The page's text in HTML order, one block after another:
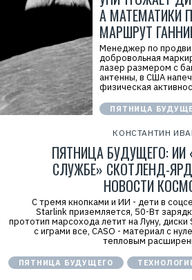
А МАТЕМАТИКИ
МАРШРУТ
Менеджер по
добровольная
лазер размером с
антенны, в США
физическая
ПЯТНИЦА
КОНСТАНТИН
ПЯТНИЦА БУДУЩЕГО: ИИ
СЛУЖБЕ» СКОТЛЕНД-
НОВОСТИ
С тремя кнопками и ИИ - дети в
Starlink приземляется, 50-Вт
прототип марсохода летит на Луну, диски
с играми все, CASO - материал с
тепловым
ПЯТНИЦА БУДУЩЕГО